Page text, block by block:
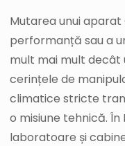
Mutarea unui aparat
performanță sau a
mult mai mult decât
cerințele de
climatice stricte
o misiune tehnică.
laboratoare și